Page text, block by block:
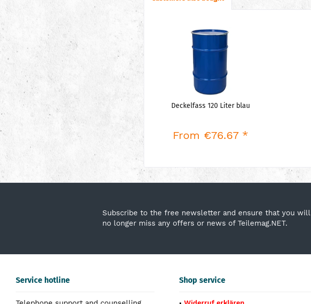
Deckelfass 120 Liter blau
From €76.67 *
Subscribe to the free newsletter and ensure that you will
no longer miss any offers or news of Teilemag.NET.
Service hotline Shop service